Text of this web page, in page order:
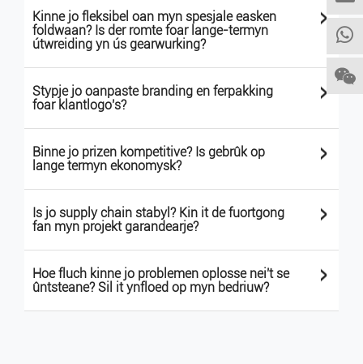
Kinne jo fleksibel oan myn spesjale easken
foldwaan? Is der romte foar lange-termyn
útwreiding yn ús gearwurking?
>
Stypje jo oanpaste branding en ferpakking
foar klantlogo's?
>
Binne jo prizen kompetitive? Is gebrûk op
lange termyn ekonomysk?
>
Is jo supply chain stabyl? Kin it de fuortgong
fan myn projekt garandearje?
>
Hoe fluch kinne jo problemen oplosse nei't se
ûntsteane? Sil it ynfloed op myn bedriuw?
>